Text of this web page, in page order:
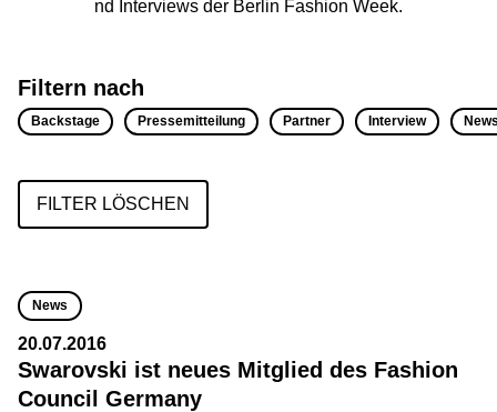
nd Interviews der Berlin Fashion Week.
Filtern nach
Backstage Pressemitteilung Partner Interview
FILTER LÖSCHEN
News
20.07.2016
Swarovski ist neues Mitglied des Fashion
Council Germany